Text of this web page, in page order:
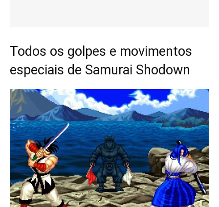
Todos os golpes e movimentos
especiais de Samurai Shodown